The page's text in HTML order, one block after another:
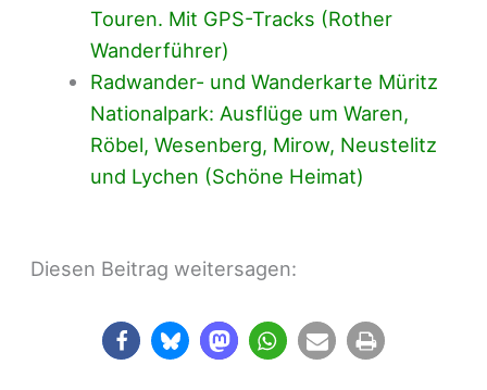
Touren. Mit GPS-Tracks (Rother
Wanderführer)
Radwander- und Wanderkarte Müritz
Nationalpark: Ausflüge um Waren,
Röbel, Wesenberg, Mirow, Neustelitz
und Lychen (Schöne Heimat)
Diesen Beitrag weitersagen: